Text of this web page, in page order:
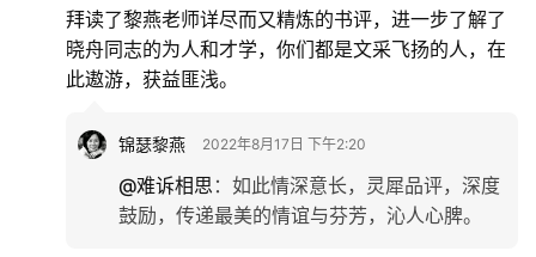
拜读了黎燕老师详尽而又精炼的书评，进一步了解了
晓舟同志的为人和才学，你们都是文采飞扬的人，在
此遨游，获益匪浅。
锦瑟黎燕 2022年8月17日 下午2:20
@难诉相思 ： 如此情深意长，灵犀品评，深度
鼓励，传递最美的情谊与芬芳，沁人心脾。